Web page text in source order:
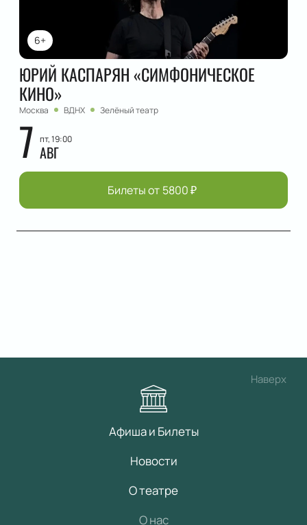
6+
ЮРИЙ КАСПАРЯН «СИМФОНИЧЕСКОЕ
КИНО»
Москва ВДНХ Зелёный театр
7 пт, 19:00
АВГ
Билеты от 5800₽
Наверх
Афиша и Билеты
Новости
О театре
О нас